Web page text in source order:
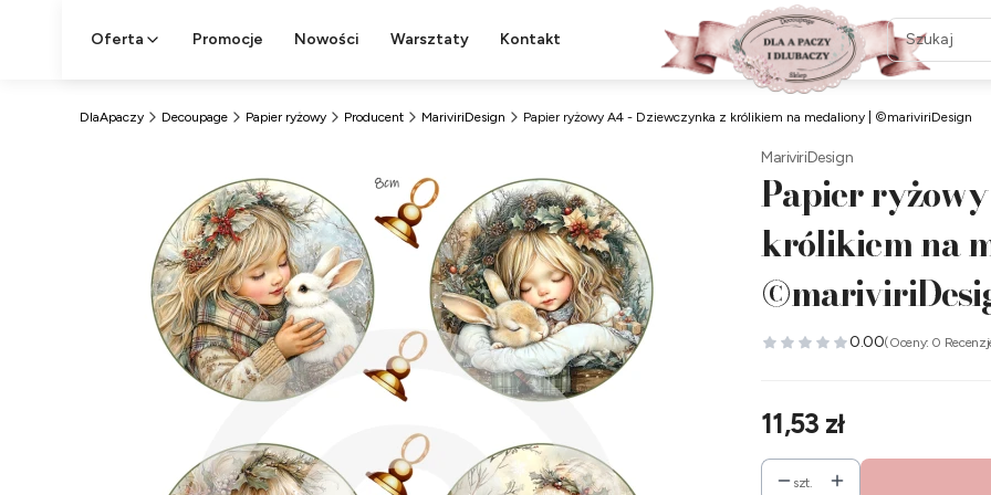
Oferta Promocje Nowości Warsztaty Kontakt
DlaApaczy Decoupage Papier ryżowy Producent MariviriDesign Papier ryżowy A4 - Dziewczynka z królikiem na medaliony | ©mariviriDesign
MariviriDesign
Papier
królikiem na
0.00(Oceny: 0
Cena
11,53 zł
szt.